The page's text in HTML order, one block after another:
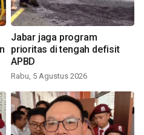
Jabar jaga program
prioritas di tengah defisit
APBD
Rabu, 5 Agustus 2026